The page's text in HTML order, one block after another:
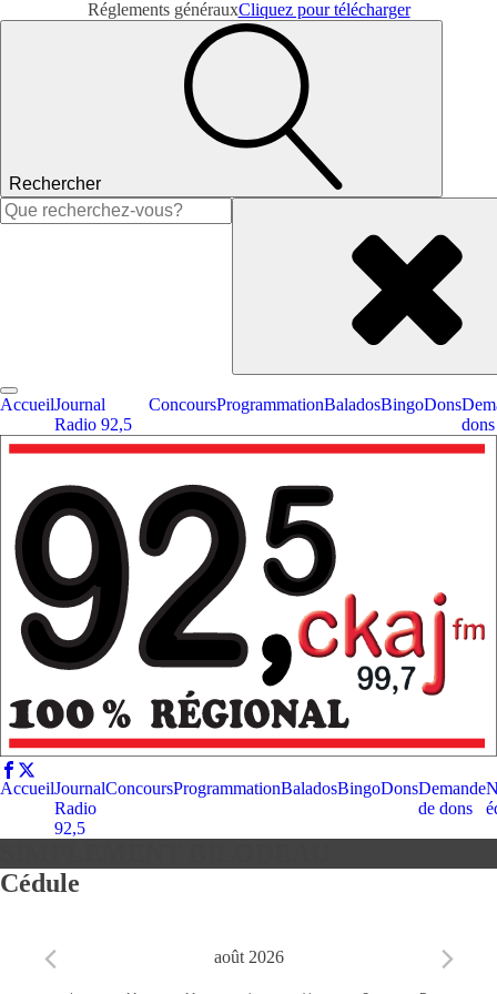
Réglements générauxCliquez pour télécharger
Rechercher
Rechercher :
AccueilJournal
Radio 92,5
ConcoursProgrammationBaladosBingoDons
dons
AccueilJournal
Radio
92,5
ConcoursProgrammationBaladosBingoDonsDemande
de dons
Cédule
août 2026